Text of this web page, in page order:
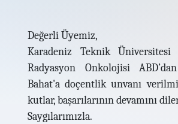
Değerli Üyemiz,
Karadeniz Teknik Üniversitesi
Radyasyon Onkolojisi
Bahat'a doçentlik unvanı
kutlar, başarılarının devamını
Saygılarımızla.